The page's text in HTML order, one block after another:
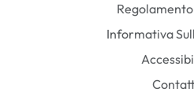
Informativa